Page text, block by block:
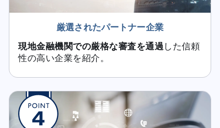
厳選されたパートナー企業
現地金融機関での厳格な審査を通過 した信頼
性の高い企業を紹介。